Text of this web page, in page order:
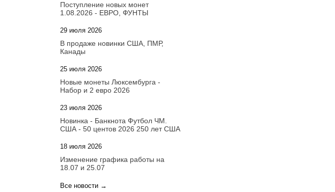
Поступление новых монет
1.08.2026 - ЕВРО, ФУНТЫ
29 июля 2026
В продаже новинки США, ПМР,
Канады
25 июля 2026
Новые монеты Люксембурга -
Набор и 2 евро 2026
23 июля 2026
Новинка - Банкнота Футбол ЧМ.
США - 50 центов 2026 250 лет США
18 июля 2026
Изменение графика работы на
18.07 и 25.07
Все новости →